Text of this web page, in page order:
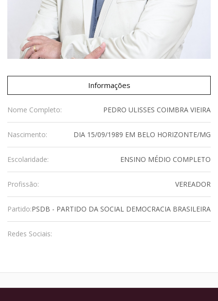
Informações
Nome Completo: PEDRO ULISSES COIMBRA VIEIRA
Nascimento: DIA 15/09/1989 EM BELO HORIZONTE/MG
Escolaridade: ENSINO MÉDIO COMPLETO
Profissão: VEREADOR
Partido:PSDB - PARTIDO DA SOCIAL DEMOCRACIA BRASILEIRA
Redes Sociais: